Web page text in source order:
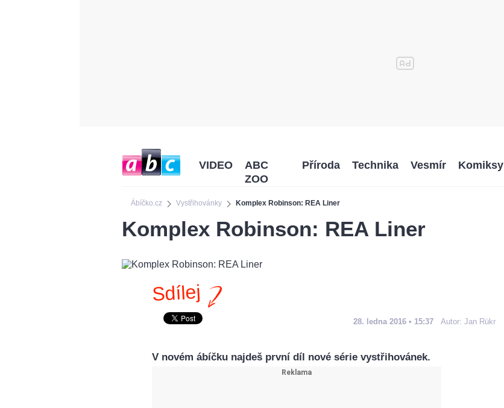
Ábíčko.cz Vystřihovánky Komplex Robinson: REA Liner
VIDEO
ABC
ZOO
Příroda Technika Vesmír Komiksy
Komplex Robinson: REA Liner
Sdílej
28. ledna 2016 • 15:37 Autor: Jan Rükr
V novém ábíčku najdeš první díl nové série vystřihovánek.